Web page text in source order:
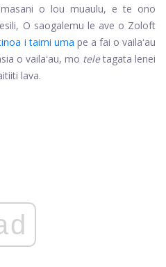
o lou muaulu, e te ono
O saogalemu le ave o Zoloft
i taimi uma pe a fai o vailaʻau
o vailaʻau, mo tele tagata lenei
lava.